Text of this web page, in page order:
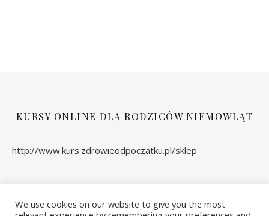
KURSY ONLINE DLA RODZICÓW NIEMOWLĄT
http://www.kurs.zdrowieodpoczatku.pl/sklep
We use cookies on our website to give you the most